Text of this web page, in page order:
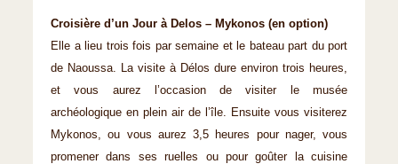
Croisière d’un Jour à Delos – Mykonos (en option)
Elle a lieu trois fois par semaine et le bateau part du port
de Naoussa. La visite à Délos dure environ trois heures,
et vous aurez l’occasion de visiter le musée
archéologique en plein air de l’île. Ensuite vous visiterez
Mykonos, ou vous aurez 3,5 heures pour nager, vous
promener dans ses ruelles ou pour goûter la cuisine